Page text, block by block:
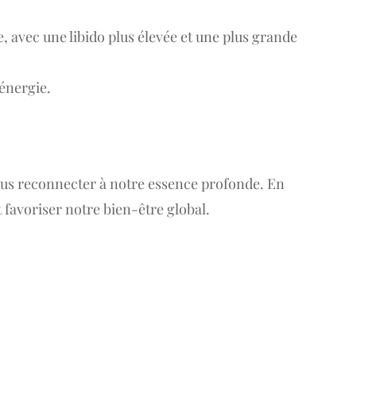
une libido plus élevée et une plus grande
reconnecter à notre essence profonde. En
favoriser notre bien-être global.